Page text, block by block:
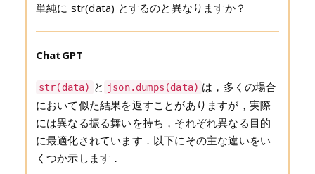
単純に str(data) とするのと異なりますか？
ChatGPT
str(data) と json.dumps(data) は，多くの場合
において似た結果を返すことがありますが，実際
には異なる振る舞いを持ち，それぞれ異なる目的
に最適化されています．以下にその主な違いをい
くつか示します．